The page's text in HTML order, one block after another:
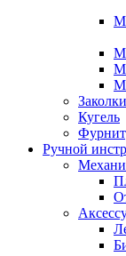
Кугель
Ручной